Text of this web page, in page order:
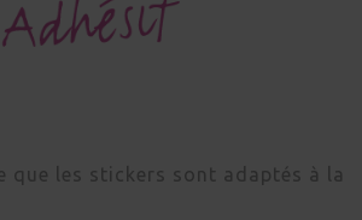
que les stickers sont adaptés à la